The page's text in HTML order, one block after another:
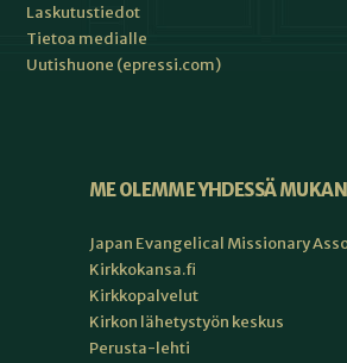
Laskutustiedot
Tietoa medialle
Uutishuone (epressi.com)
ME OLEMME YHDESSÄ
Japan Evangelical Missionary
Kirkkokansa.fi
Kirkkopalvelut
Kirkon lähetystyön keskus
Perusta-lehti